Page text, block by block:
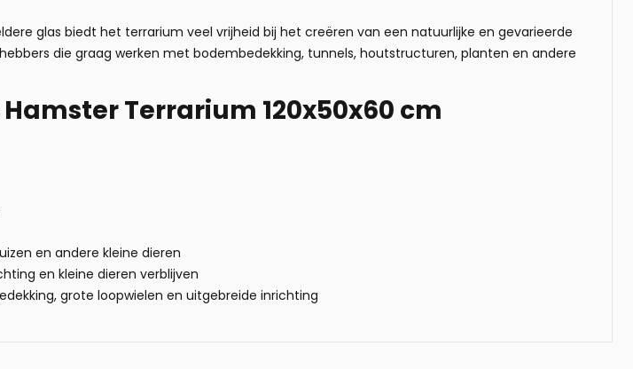
glas biedt het terrarium veel vrijheid bij het creëren van een natuurlijke en gevarieerde
die graag werken met bodembedekking, tunnels, houtstructuren, planten en andere
Terrarium 120x50x60 cm
en andere kleine dieren
en kleine dieren verblijven
grote loopwielen en uitgebreide inrichting